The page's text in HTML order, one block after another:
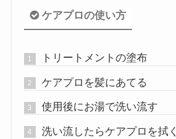
ケアプロの使い方
トリートメントの塗布
ケアプロを髪にあてる
使用後にお湯で洗い流す
洗い流したらケアプロを拭く